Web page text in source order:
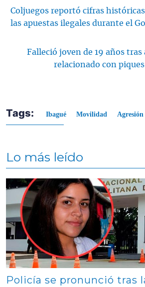
Coljuegos reportó cifras
las apuestas ilegales durante el
Falleció joven de 19 años
relacionado con
Tags: Ibagué Movilidad Agresión
Lo más leído
Contenido multimedia principal
Policía se pronunció tras